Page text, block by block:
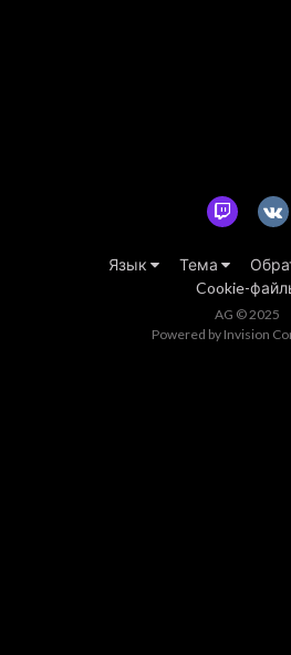
Язык Тема
Cookie-
AG © 2025
Powered by Invision